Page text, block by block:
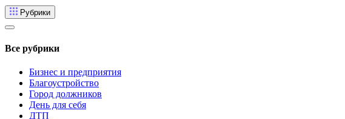
Рубрики
Все рубрики
Бизнес и предприятия
Благоустройство
Город должников
День для себя
ДТП